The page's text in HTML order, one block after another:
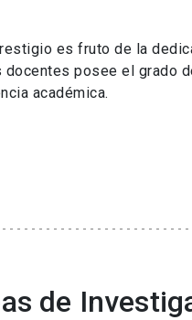
es fruto de la
docentes posee el grado
académica.
de